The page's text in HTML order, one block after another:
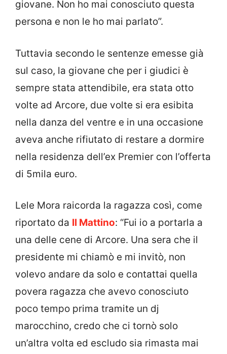
giovane. Non ho mai conosciuto questa
persona e non le ho mai parlato”.
Tuttavia secondo le sentenze emesse già
sul caso, la giovane che per i giudici è
sempre stata attendibile, era stata otto
volte ad Arcore, due volte si era esibita
nella danza del ventre e in una occasione
aveva anche rifiutato di restare a dormire
nella residenza dell’ex Premier con l’offerta
di 5mila euro.
Lele Mora raicorda la ragazza così, come
riportato da Il Mattino: “Fui io a portarla a
una delle cene di Arcore. Una sera che il
presidente mi chiamò e mi invitò, non
volevo andare da solo e contattai quella
povera ragazza che avevo conosciuto
poco tempo prima tramite un dj
marocchino, credo che ci tornò solo
un’altra volta ed escludo sia rimasta mai